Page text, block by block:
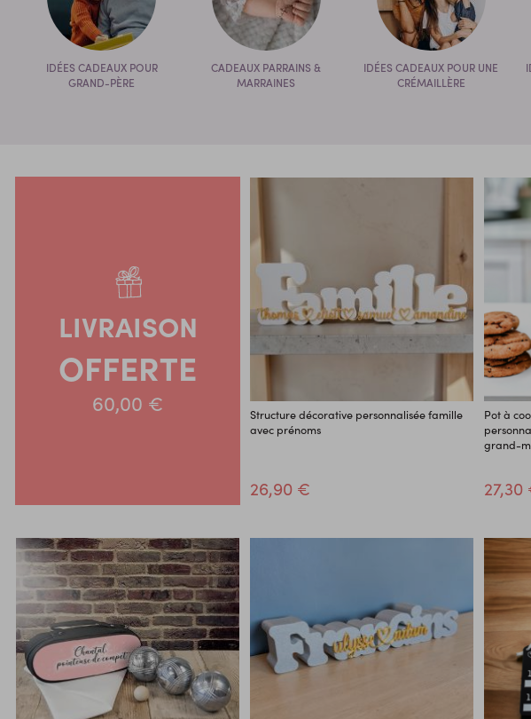
IDÉES CADEAUX POUR
GRAND-PÈRE
CADEAUX PARRAINS &
MARRAINES
IDÉES CADEAUX POUR UNE
CRÉMAILLÈRE
LIVRAISON
OFFERTE
60,00 €
Structure décorative personnalisée famille
avec prénoms
26,90 €
Pot à
grand-
27,30